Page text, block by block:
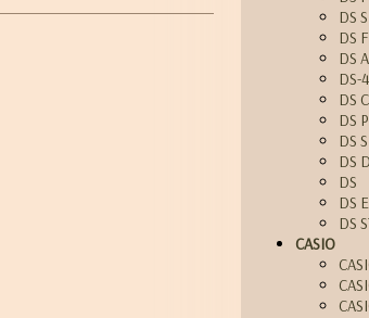
DS
DS
DS
DS-4
DS
DS
DS
DS
DS
DS
DS
CASIO